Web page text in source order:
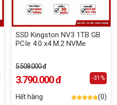
SSD Kingston NV3 1TB GB
PCIe 4.0 x4 M.2 NVMe
5.508.000 đ
3.790.000 đ -31%
Hết hàng (0)